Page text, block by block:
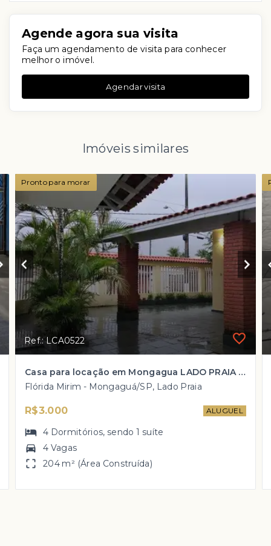
Agende agora sua visita
Faça um agendamento de visita para conhecer
melhor o imóvel.
Agendar visita
Imóveis similares
Pronto para morar
Ref.: LCA0522
Casa para locação em Mongagua LADO PRAIA com 4 dorm, 1 suíte por R$ 3.000,00!
Flórida Mirim - Mongaguá/SP, Lado Praia
R$3.000 ALUGUEL
4 Dormitórios, sendo1 suíte
4 Vagas
204 m² (Área Construída)